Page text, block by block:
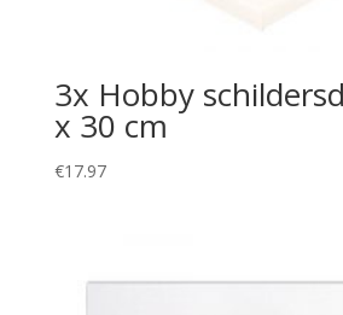
3x Hobby
x 30 cm
€17.97